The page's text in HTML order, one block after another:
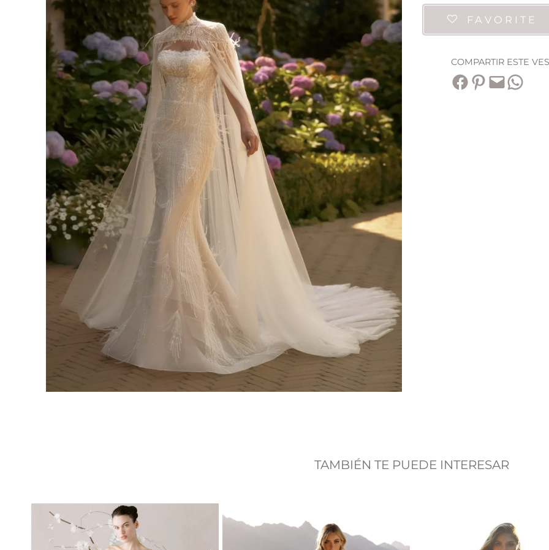
FAVORITE
COMPARTIR ESTE
Compartir en Facebook Compartir en Pinterest Envía esta página por correo electrónico Compartir en WhatsApp
TAMBIÉN TE PUEDE INTERESAR